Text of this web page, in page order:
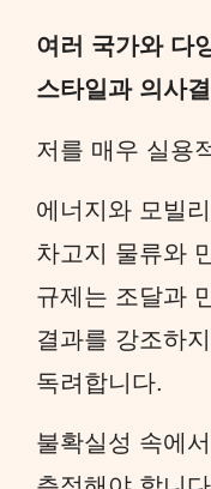
여러 국가와 다
스타일과 의사
저를 매우 실용
에너지와 모빌
차고지 물류와
규제는 조달과
결과를 강조하
독려합니다.
불확실성 속에